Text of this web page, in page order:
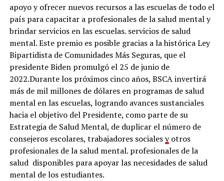
apoyo y ofrecer nuevos recursos a las escuelas de todo el
país para capacitar a profesionales de la salud mental y
brindar servicios en las escuelas. servicios de salud
mental. Este premio es posible gracias a la histórica Ley
Bipartidista de Comunidades Más Seguras, que el
presidente Biden promulgó el 25 de junio de
2022.Durante los próximos cinco años, BSCA invertirá
más de mil millones de dólares en programas de salud
mental en las escuelas, logrando avances sustanciales
hacia el objetivo del Presidente, como parte de su
Estrategia de Salud Mental, de duplicar el número de
consejeros escolares, trabajadores socialesyotros
profesionales de la salud mental. profesionales de la
salud disponibles para apoyar las necesidades de salud
mental de los estudiantes.